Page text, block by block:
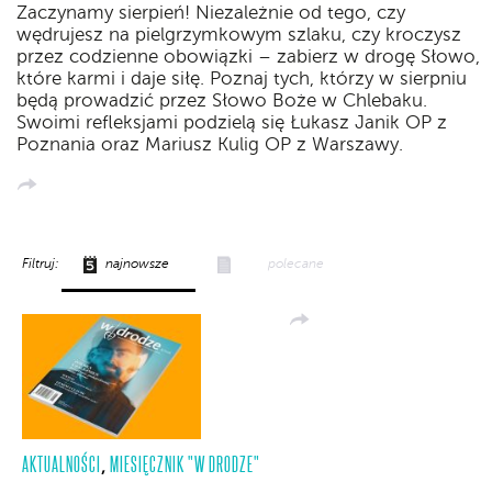
Zaczynamy sierpień! Niezależnie od tego, czy
wędrujesz na pielgrzymkowym szlaku, czy kroczysz
przez codzienne obowiązki – zabierz w drogę Słowo,
które karmi i daje siłę. Poznaj tych, którzy w sierpniu
będą prowadzić przez Słowo Boże w Chlebaku.
Swoimi refleksjami podzielą się Łukasz Janik OP z
Poznania oraz Mariusz Kulig OP z Warszawy.
Filtruj: najnowsze polecane
AKTUALNOŚCI, MIESIĘCZNIK "W DRODZE"